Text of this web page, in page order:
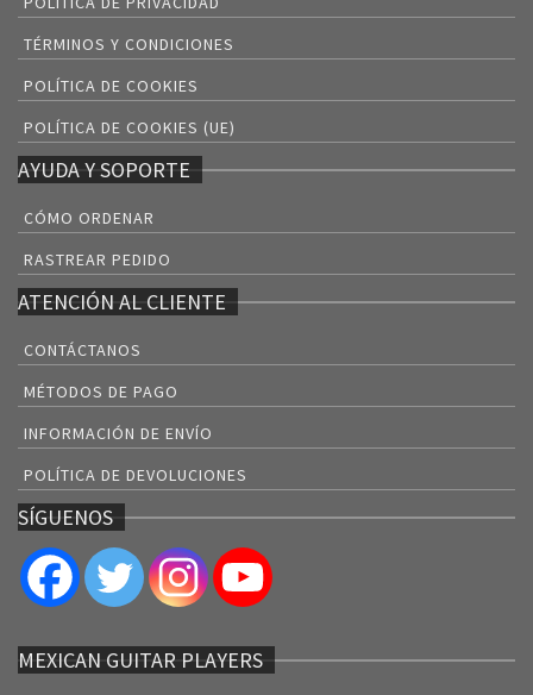
TÉRMINOS Y CONDICIONES
POLÍTICA DE COOKIES
POLÍTICA DE COOKIES (UE)
AYUDA Y SOPORTE
CÓMO ORDENAR
RASTREAR PEDIDO
ATENCIÓN AL CLIENTE
CONTÁCTANOS
MÉTODOS DE PAGO
INFORMACIÓN DE ENVÍO
POLÍTICA DE DEVOLUCIONES
SÍGUENOS
MEXICAN GUITAR PLAYERS